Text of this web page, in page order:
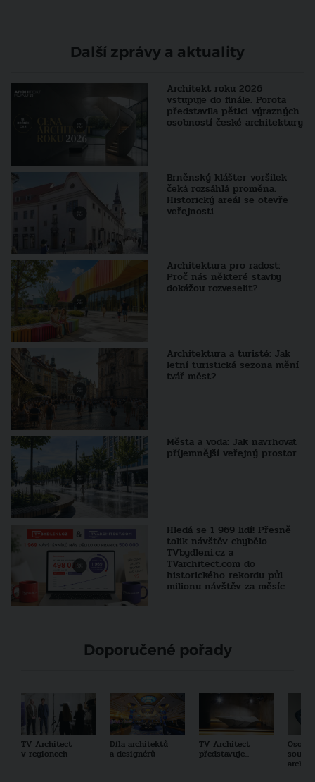
Další zprávy a aktuality
Architekt roku 2026
vstupuje do finále. Porota
představila pětici výrazných
osobností české architektury
Brněnský klášter voršilek
čeká rozsáhlá proměna.
Historický areál se otevře
veřejnosti
Architektura pro radost:
Proč nás některé stavby
dokážou rozveselit?
Architektura a turisté: Jak
letní turistická sezona mění
tvář měst?
Města a voda: Jak navrhovat
příjemnější veřejný prostor
Hledá se 1 969 lidí! Přesně
tolik návštěv chybělo
TVbydleni.cz a
TVarchitect.com do
historického rekordu půl
milionu návštěv za měsíc
Doporučené pořady
TV Architect
v regionech
Díla architektů
a designérů
TV Architect
představuje...